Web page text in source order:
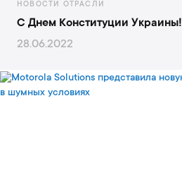
НОВОСТИ ОТРАСЛИ
С Днем Конституции Украины!
28.06.2022